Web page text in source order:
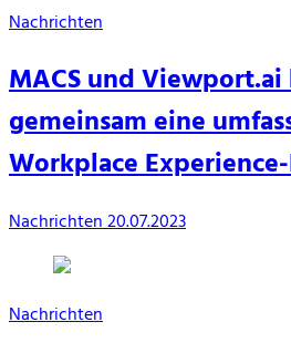
Nachrichten
MACS und
gemeinsam eine
Workplace
Nachrichten20.07.2023
Nachrichten